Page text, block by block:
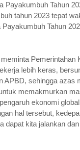
Payakumbuh Tahun
tahun 2023 tepat
Tahun
Pemerintahan
lebih keras,
APBD, sehingga azas
memakmurkan
ekonomi
hal tersebut,
dapat kita jalankan